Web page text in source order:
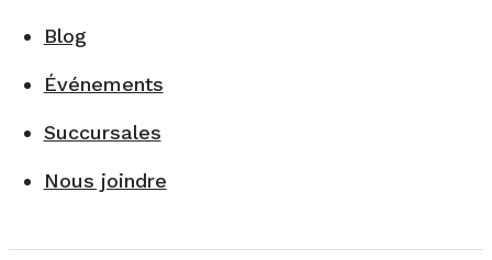
Blog
Événements
Succursales
Nous joindre